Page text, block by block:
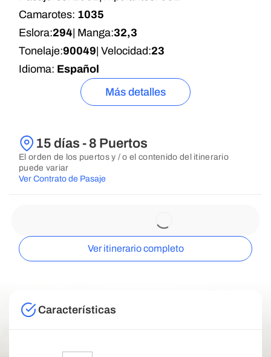
Camarotes: 1035
Eslora:294 | Manga:32,3
Tonelaje:90049 | Velocidad:23
Idioma: Español
Más detalles
15 días - 8 Puertos
El orden de los puertos y / o el contenido del itinerario
puede variar
Ver Contrato de Pasaje
Ver itinerario completo
Características